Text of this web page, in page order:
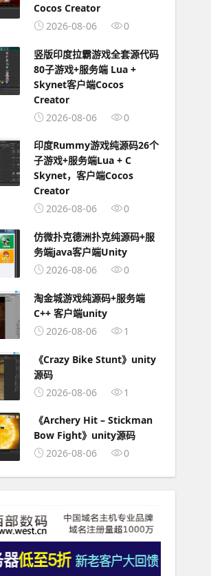
Cocos Creator
2026-08-06
0
竖版印度拉霸游戏全套源代码
80子游戏+服务端 Lua +
Skynet客户端Cocos
Creator
2026-08-06
0
印度Rummy游戏纯源码26个
子游戏+服务端Lua + C
Skynet，客户端Cocos
Creator
2026-08-06
0
仿微扑克德洲扑克纯源码+服
务端java客户端Unity
2026-08-06
0
淘金城游戏纯源码+服务端
C++ 客户端unity
2026-08-06
1
《Crazy Bike Stunt》unity
源码
2026-08-06
1
《Archery Hit – Stickman
Bow Fight》unity源码
2026-08-06
0